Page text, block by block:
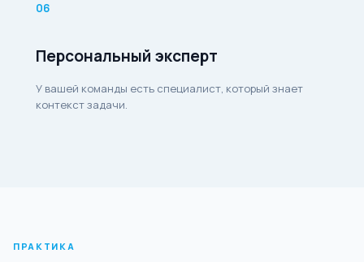
06
Персональный эксперт
У вашей команды есть специалист, который знает
контекст задачи.
ПРАКТИКА